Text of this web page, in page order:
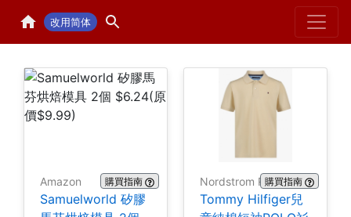
改用简体 Home
Amazon 購買指南
Samuelworld 矽膠
Nordstrom Rack購買指南
Tommy Hilfiger兒